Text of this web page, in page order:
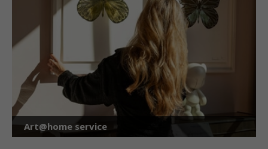
Art@home service